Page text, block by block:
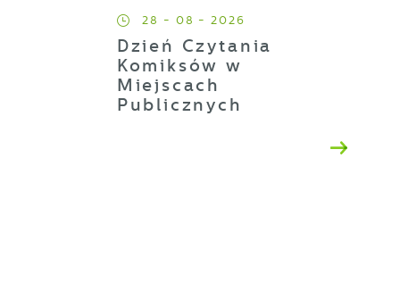
28 - 08 - 2026
Dzień Czytania
Komiksów w
Miejscach
Publicznych